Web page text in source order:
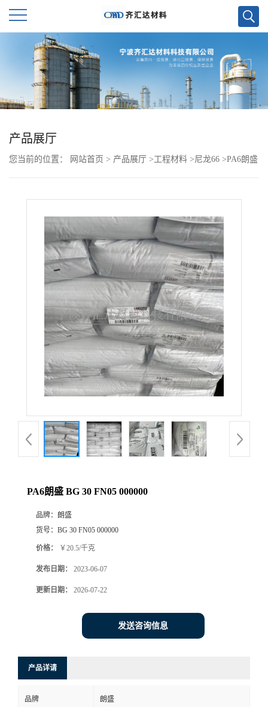
首
页
公
品
厅
系
产品展厅
您当前的位置： 网站首页 > 产品展厅 >工程材料 >尼龙66 >PA6朗盛
PA6朗盛 BG 30 FN05 000000
品牌：
朗盛
货号： BG 30 FN05 000000
价格： ￥20.5/千克
发布日期： 2023-06-07
更新日期： 2026-07-22
发送咨询信息
产品详请
品牌 朗盛